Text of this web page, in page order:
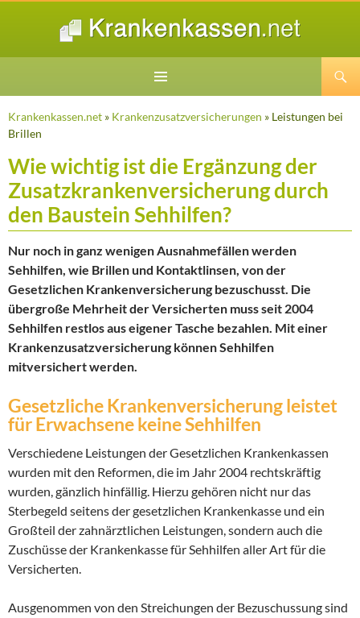
SPRINGEN
Krankenkassen.net » Krankenzusatzversicherungen » Leistungen bei
Brillen
Wie wichtig ist die Ergänzung der
Zusatzkrankenversicherung durch
den Baustein Sehhilfen?
Nur noch in ganz wenigen Ausnahmefällen werden
Sehhilfen, wie Brillen und Kontaktlinsen, von der
Gesetzlichen Krankenversicherung bezuschusst. Die
übergroße Mehrheit der Versicherten muss seit 2004
Sehhilfen restlos aus eigener Tasche bezahlen. Mit einer
Krankenzusatzversicherung können Sehhilfen
mitversichert werden.
Gesetzliche Krankenversicherung leistet
für Erwachsene keine Sehhilfen
Verschiedene Leistungen der Gesetzlichen Krankenkassen
wurden mit den Reformen, die im Jahr 2004 rechtskräftig
wurden, gänzlich hinfällig. Hierzu gehören nicht nur das
Sterbegeld seitens der gesetzlichen Krankenkasse und ein
Großteil der zahnärztlichen Leistungen, sondern auch die
Zuschüsse der Krankenkasse für Sehhilfen aller Art für die
Versicherten.
Ausgenommen von den Streichungen der Bezuschussung sind